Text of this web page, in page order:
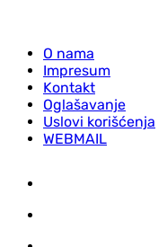
O nama
Impresum
Kontakt
Oglašavanje
Uslovi korišćenja
WEBMAIL